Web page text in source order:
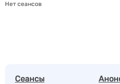
Нет сеансов
Сеансы